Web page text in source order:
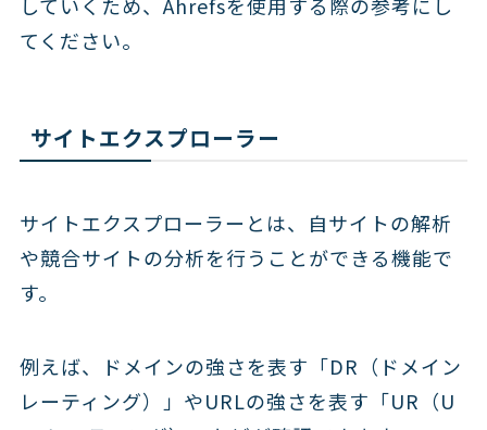
していくため、Ahrefsを使用する際の参考にし
てください。
サイトエクスプローラー
サイトエクスプローラーとは、自サイトの解析
や競合サイトの分析を行うことができる機能で
す。
例えば、ドメインの強さを表す「DR（ドメイン
レーティング）」やURLの強さを表す「UR（U